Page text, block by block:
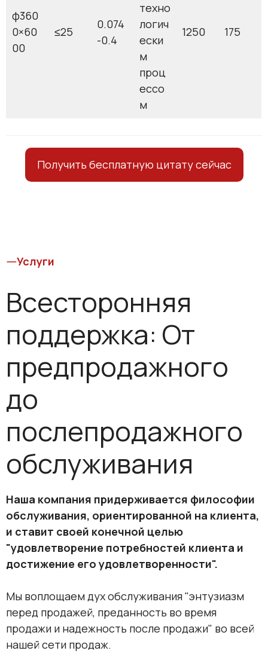
φ360
0×60
00
≤25
0.074
-0.4
техно
логич
ески
м
проц
ессо
м
1250 175
Получить бесплатную цитату сейчас
Услуги
Всесторонняя
поддержка: От
предпродажного
до
послепродажного
обслуживания
Наша компания придерживается философии
обслуживания, ориентированной на клиента,
и ставит своей конечной целью
"удовлетворение потребностей клиента и
достижение его удовлетворенности".
Мы воплощаем дух обслуживания "энтузиазм
перед продажей, преданность во время
продажи и надежность после продажи" во всей
нашей сети продаж.